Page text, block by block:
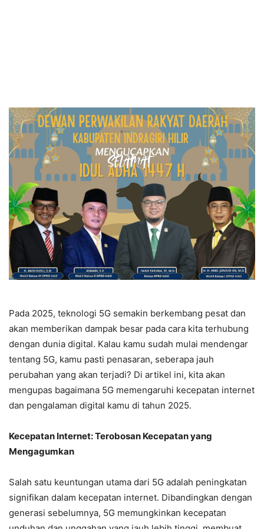
Pada 2025, teknologi 5G semakin berkembang pesat dan
akan memberikan dampak besar pada cara kita terhubung
dengan dunia digital. Kalau kamu sudah mulai mendengar
tentang 5G, kamu pasti penasaran, seberapa jauh
perubahan yang akan terjadi? Di artikel ini, kita akan
mengupas bagaimana 5G memengaruhi kecepatan internet
dan pengalaman digital kamu di tahun 2025.
Kecepatan Internet: Terobosan Kecepatan yang
Mengagumkan
Salah satu keuntungan utama dari 5G adalah peningkatan
signifikan dalam kecepatan internet. Dibandingkan dengan
generasi sebelumnya, 5G memungkinkan kecepatan